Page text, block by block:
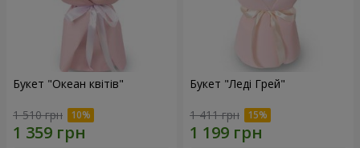
Букет "Океан квітів"
1 510 грн
Букет "Леді Грей"
1 411 грн